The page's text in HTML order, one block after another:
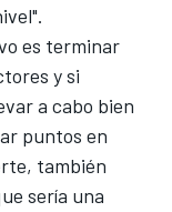
es terminar
y si
a cabo bien
puntos en
también
sería una